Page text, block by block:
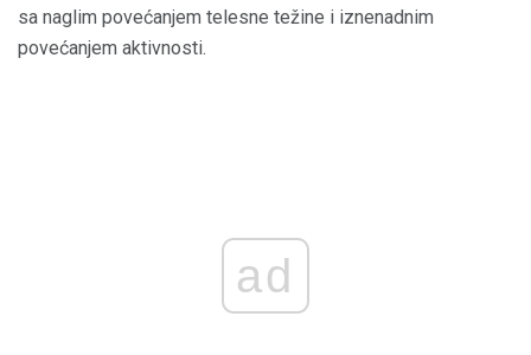
sa naglim povećanjem telesne težine i iznenadnim
povećanjem aktivnosti.
ad